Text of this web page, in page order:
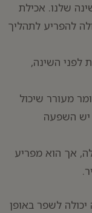
שלנו. אכילת
להפריע לתהליך
לפני השינה,
מעורר שיכול
יש השפעה
אך הוא מפריע
יכולה לשפר באופן